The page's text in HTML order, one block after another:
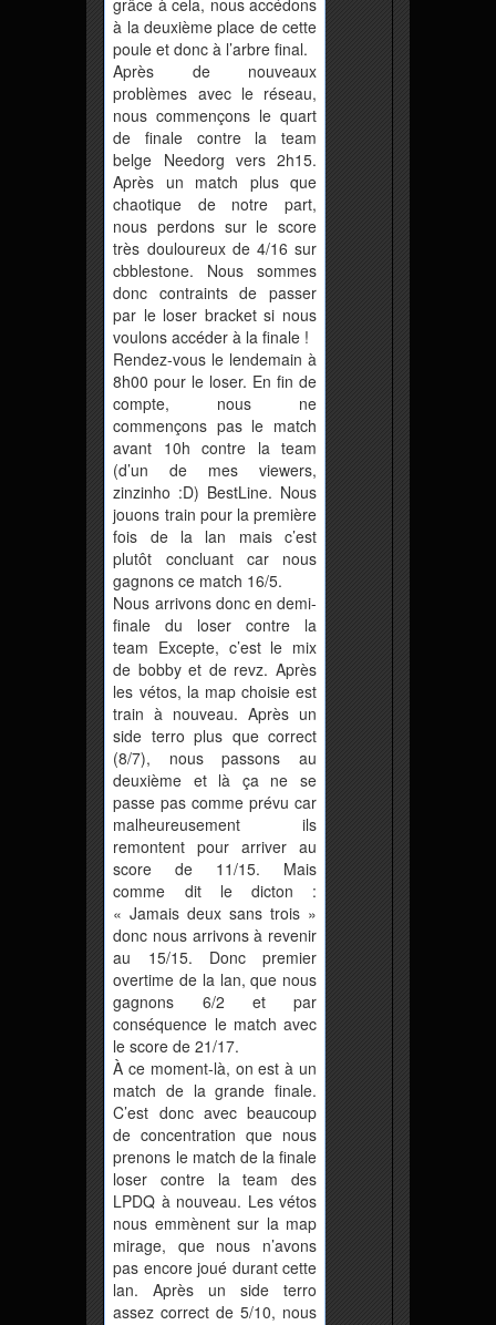
grâce à cela, nous accédons
à la deuxième place de cette
poule et donc à l’arbre final.
Après de nouveaux
problèmes avec le réseau,
nous commençons le quart
de finale contre la team
belge Needorg vers 2h15.
Après un match plus que
chaotique de notre part,
nous perdons sur le score
très douloureux de 4/16 sur
cbblestone. Nous sommes
donc contraints de passer
par le loser bracket si nous
voulons accéder à la finale !
Rendez-vous le lendemain à
8h00 pour le loser. En fin de
compte, nous ne
commençons pas le match
avant 10h contre la team
(d’un de mes viewers,
zinzinho :D) BestLine. Nous
jouons train pour la première
fois de la lan mais c’est
plutôt concluant car nous
gagnons ce match 16/5.
Nous arrivons donc en demi-
finale du loser contre la
team Excepte, c’est le mix
de bobby et de revz. Après
les vétos, la map choisie est
train à nouveau. Après un
side terro plus que correct
(8/7), nous passons au
deuxième et là ça ne se
passe pas comme prévu car
malheureusement ils
remontent pour arriver au
score de 11/15. Mais
comme dit le dicton :
« Jamais deux sans trois »
donc nous arrivons à revenir
au 15/15. Donc premier
overtime de la lan, que nous
gagnons 6/2 et par
conséquence le match avec
le score de 21/17.
À ce moment-là, on est à un
match de la grande finale.
C’est donc avec beaucoup
de concentration que nous
prenons le match de la finale
loser contre la team des
LPDQ à nouveau. Les vétos
nous emmènent sur la map
mirage, que nous n’avons
pas encore joué durant cette
lan. Après un side terro
assez correct de 5/10, nous